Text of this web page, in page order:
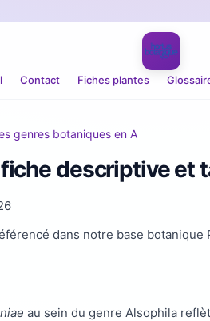
Contact Fiches plantes
genres botaniques en A
descriptive et
dans notre base
au sein du genre Alsophila